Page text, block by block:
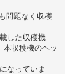
問題なく収穫
した収穫機
本収穫機のヘッ
なっていま